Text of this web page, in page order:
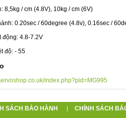
8,5kg / cm (4.8V), 10kg / cm (6V)
0.20sec / 60degree (4.8v), 0.16sec /
động: 4.8-7.2V
độ: - 55
index.php?pid=MG995
SÁCH BẢO HÀNH CHÍNH SÁCH